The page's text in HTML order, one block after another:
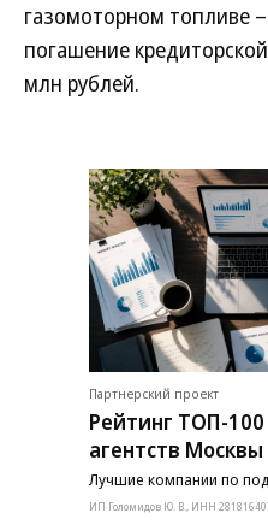
газомоторном топливе
погашение
млн рублей.
Партнерский проект
Рейтинг ТОП-
агентств
Лучшие компании по
ИП Голомидов Ю. В., ИНН